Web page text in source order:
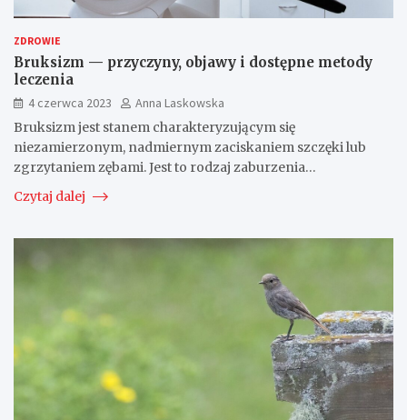
ZDROWIE
Bruksizm — przyczyny, objawy i dostępne metody
leczenia
4 czerwca 2023
Anna Laskowska
Bruksizm jest stanem charakteryzującym się
niezamierzonym, nadmiernym zaciskaniem szczęki lub
zgrzytaniem zębami. Jest to rodzaj zaburzenia…
Czytaj dalej